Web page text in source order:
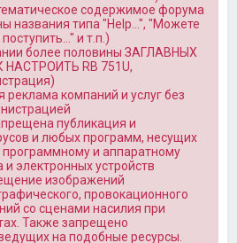
содержимое форума
названия типа "Help…", "Можете
и т.п.)
более половины ЗАГЛАВНЫХ
RB 751U,
компаний и услуг без
публикация и
и любых программ, несущих
и аппаратному
электронных устройств
изображений
провокационного
со сценами насилия при
Также запрещено
на подобные ресурсы.